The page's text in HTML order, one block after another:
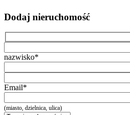
Dodaj nieruchomość
nazwisko*
Email*
(miasto, dzielnica, ulica)